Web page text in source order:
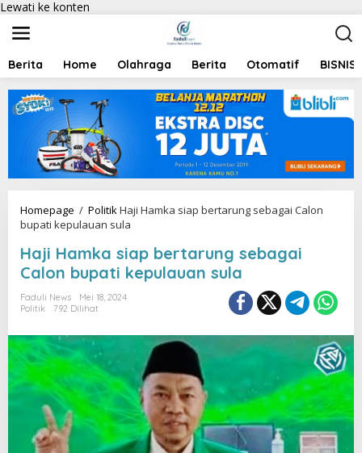
Lewati ke konten
Berita Home Olahraga Berita Otomatif BISNIS
Homepage / PolitikHaji Hamka siap bertarung sebagai Calon
bupati kepulauan sula
Haji Hamka siap bertarung sebagai
Calon bupati kepulauan sula
Faduli News
Mei 18, 2024
Politik
792 Dilihat